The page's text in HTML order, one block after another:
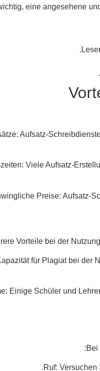
eine angesehene
Aufsatz-
Viele Aufsatz-
Vorteile bei der
Kapazität für Plagiat bei
Einige Schüler und
Bei
Ruf: